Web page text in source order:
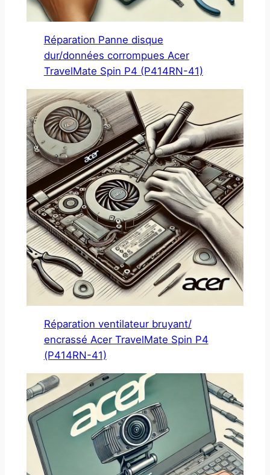
Réparation Panne disque
dur/données corrompues Acer
TravelMate Spin P4 (P414RN-41)
Réparation ventilateur bruyant/
encrassé Acer TravelMate Spin P4
(P414RN-41)